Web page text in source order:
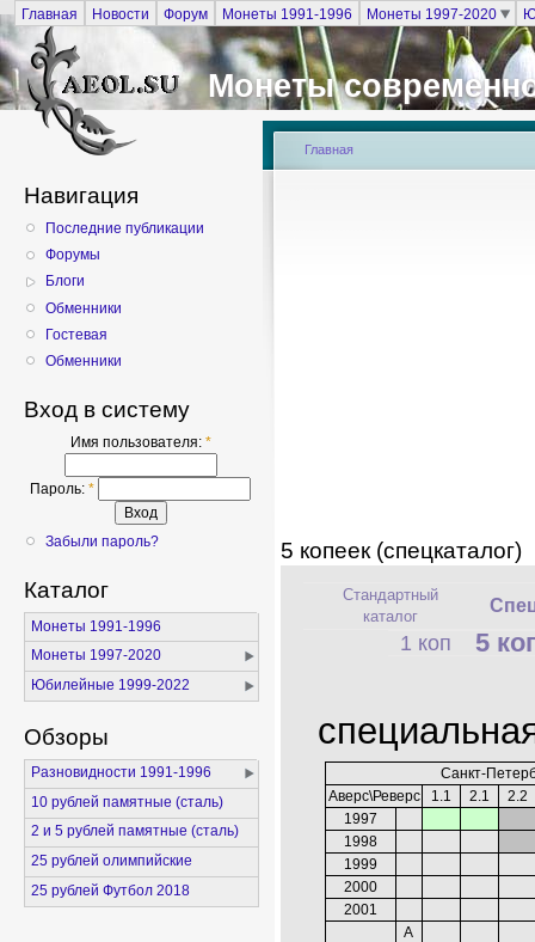
Главная Новости Форум Монеты 1991-1996 Монеты 1997-2020
Монеты
Навигация
Последние публикации
Форумы
Блоги
Обменники
Гостевая
Обменники
Вход в систему
Имя пользователя: *
Пароль: *
Забыли пароль?
Каталог
Монеты 1991-1996
Монеты 1997-2020
Юбилейные 1999-2022
Обзоры
Разновидности 1991-1996
10 рублей памятные (сталь)
2 и 5 рублей памятные (сталь)
25 рублей олимпийские
25 рублей Футбол 2018
Главная
5 копеек (спецкаталог)
Стандартный
каталог
1 коп 5
Санкт-
Аверс\Реверс
1.1 2.1
2.2
1997
1998
1999
2000
2001
А